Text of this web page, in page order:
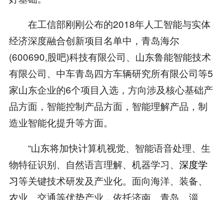
在工信部刚刚公布的2018年人工智能与实体
经济深度融合创新项目名单中，青岛海尔
(600690,股吧)科技有限公司、山东鲁能智能技术
有限公司、中车青岛四方车辆研究所有限公司等5
家山东企业的6个项目入选，方向涉及核心基础产
品方面，智能控制产品方面，智能理解产品，制
造业智能化提升等方面。
“山东将加快计算机视觉、智能语音处理、生
物特征识别、自然语言理解、机器学习、 深度学
习等关键技术研发及产业化。面向海洋、装备、
农业、交通等优势产业，依托济南、青岛、淄